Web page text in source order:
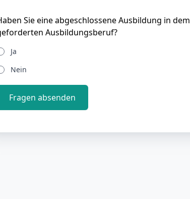
Sie eine abgeschlossene Ausbildung in dem
Ausbildungsberuf?
Ja
Nein
Fragen absenden